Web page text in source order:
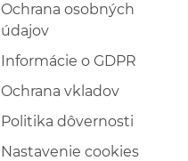
Ochrana osobných
údajov
Informácie o GDPR
Ochrana vkladov
Politika dôvernosti
Nastavenie cookies